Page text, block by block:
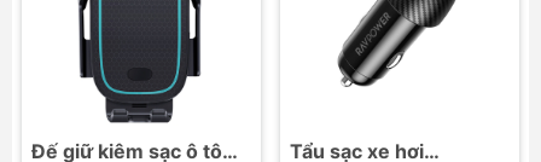
Đế giữ kiêm sạc ô tô
Tẩu sạc xe hơi